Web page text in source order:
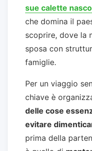
sue calette
che domina il
scoprire, dove la
sposa con
famiglie.
Per un viaggio
chiave è
delle cose
evitare
prima della